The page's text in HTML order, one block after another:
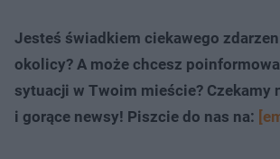
Jesteś świadkiem ciekawego
okolicy? A może chcesz
sytuacji w Twoim mieście? Czekamy
i gorące newsy! Piszcie do nas na: